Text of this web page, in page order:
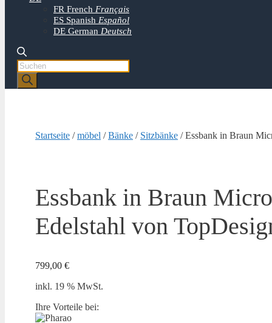
FR French Français
ES Spanish Español
DE German Deutsch
Products
search
Startseite /möbel /Bänke / Sitzbänke / Essbank in Braun
Essbank in Braun
Edelstahl von
799,00 €
inkl. 19 % MwSt.
Ihre Vorteile bei: